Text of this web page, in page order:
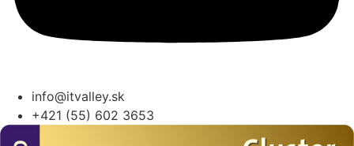
info@itvalley.sk
+421 (55) 602 3653